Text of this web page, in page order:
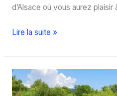
d’Alsace où vous aurez
10
à
visiter
en
Lire la suite »